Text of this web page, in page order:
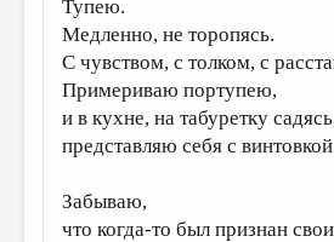
Тупею.
Медленно, не торопясь.
С чувством, с толком, с
Примериваю портупею,
и в кухне, на табуретку
представляю себя с
Забываю,
что когда-то был признан